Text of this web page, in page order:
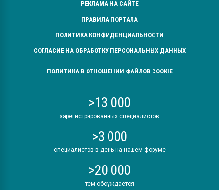
РЕКЛАМА НА САЙТЕ
ПРАВИЛА ПОРТАЛА
ПОЛИТИКА КОНФИДЕНЦИАЛЬНОСТИ
СОГЛАСИЕ НА ОБРАБОТКУ ПЕРСОНАЛЬНЫХ ДАННЫХ
ПОЛИТИКА В ОТНОШЕНИИ ФАЙЛОВ COOKIE
>13 000
зарегистрированных специалистов
>3 000
специалистов в день на нашем форуме
>20 000
тем обсуждается